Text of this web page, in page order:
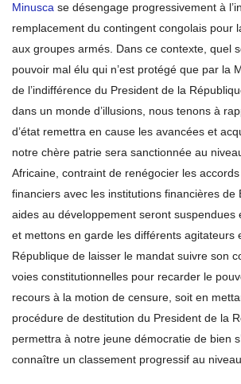
Minusca se désengage progressivement à
remplacement du contingent congolais pour
aux groupes armés. Dans ce contexte, quel
pouvoir mal élu qui n’est protégé que par la
de l’indifférence du President de la
dans un monde d’illusions, nous tenons à
d’état remettra en cause les avancées et
notre chère patrie sera sanctionnée au
Africaine, contraint de renégocier les
financiers avec les institutions financières de
aides au développement seront
et mettons en garde les différents agitateurs
République de laisser le mandat suivre son
voies constitutionnelles pour recarder le
recours à la motion de censure, soit en
procédure de destitution du President de la
permettra à notre jeune démocratie de bien
connaître un classement progressif au